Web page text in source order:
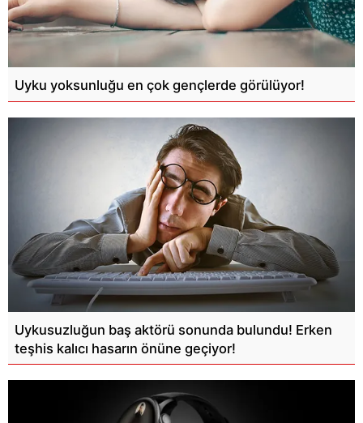
Uyku yoksunluğu en çok gençlerde görülüyor!
Uykusuzluğun baş aktörü sonunda bulundu! Erken
teşhis kalıcı hasarın önüne geçiyor!